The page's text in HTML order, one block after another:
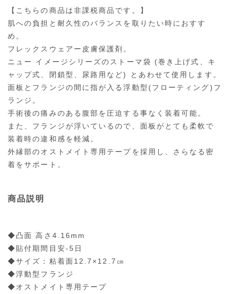
【こちらの商品は非課税商品です。】
肌への負担と耐久性のバランスを取りたい時におすす
め。
フレックスウェアー皮膚保護剤。
ニュー イメージシリーズのストーマ袋 (巻き上げ式、キ
ャップ式、閉鎖型、尿路用など) とあわせて使用します。
面板とフランジの間に指が入る浮動型(フローティング)フ
ランジ。
手術後の痛みのある腹部を圧迫する事なく装着可能。
また、フランジが浮いているので、面板がとても柔軟で
装着時の違和感を軽減。
外縁部のオストメイト専用テープを採用し、さらなる密
着をサポート。
商品説明
◆凸面 高さ4.16mm
◆貼付期間目安-5日
◆サイズ：粘着面12.7×12.7㎝
◆浮動型フランジ
◆オストメイト専用テープ